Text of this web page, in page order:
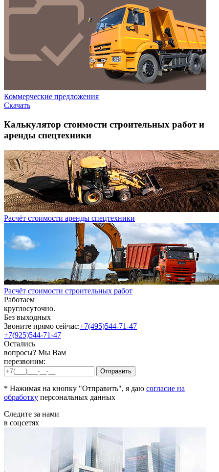
Коммерческие предложения
Скачать
Калькулятор стоимости строительных работ и
аренды спецтехники
Расчёт стоимости аренды спецтехники
Расчёт стоимости строительных работ
Работаем
круглосуточно.
Без выходных
Звоните прямо сейчас:+7(495)544-71-47
+7(925)544-71-47
Остались
вопросы? Мы Вам
перезвоним:
* Нажимая на кнопку "Отправить", я даю согласие на
обработку персональных данных
Следите за нами
в соцсетях